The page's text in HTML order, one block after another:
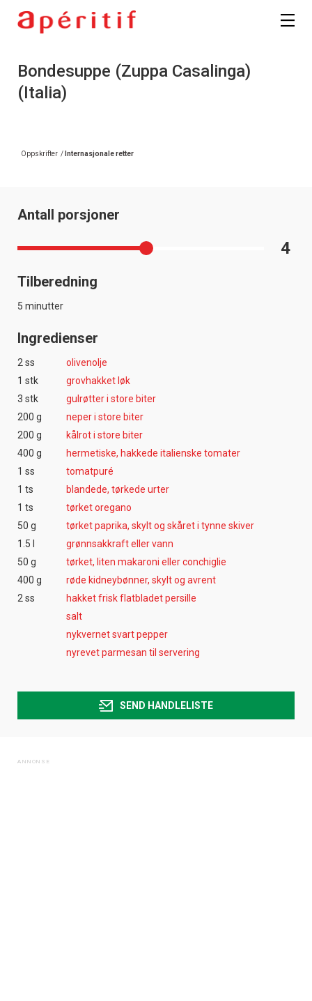
Bondesuppe (Zuppa Casalinga)
(Italia)
Oppskrifter / Internasjonale retter
Antall porsjoner
4
Tilberedning
5 minutter
Ingredienser
2 ss
olivenolje
1 stk
grovhakket løk
3 stk
gulrøtter i store biter
200 g
neper i store biter
200 g
kålrot i store biter
400 g
hermetiske, hakkede italienske tomater
1 ss
tomatpuré
1 ts
blandede, tørkede urter
1 ts
tørket oregano
50 g
tørket paprika, skylt og skåret i tynne skiver
1.5 l
grønnsakkraft eller vann
50 g
tørket, liten makaroni eller conchiglie
400 g
røde kidneybønner, skylt og avrent
2 ss
hakket frisk flatbladet persille
salt
nykvernet svart pepper
nyrevet parmesan til servering
SEND HANDLELISTE